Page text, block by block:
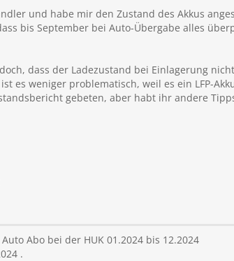
und habe mir den Zustand des Akkus
bis September bei Auto-Übergabe alles
dass der Ladezustand bei Einlagerung
es weniger problematisch, weil es ein LFP-
gebeten, aber habt ihr andere
Abo bei der HUK 01.2024 bis 12.2024
.